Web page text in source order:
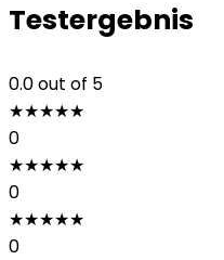
Testergebnis
0.0out of 5
★★★★★
0
★★★★★
0
★★★★★
0